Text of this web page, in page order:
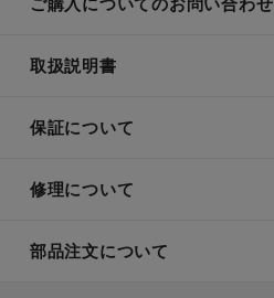
ご購入についてのお問い合わせ
取扱説明書
保証について
修理について
部品注文について